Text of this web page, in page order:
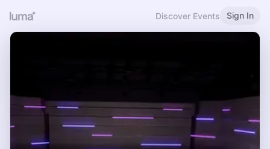
Discover Events Sign In